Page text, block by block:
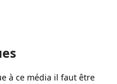
à ce média il faut être